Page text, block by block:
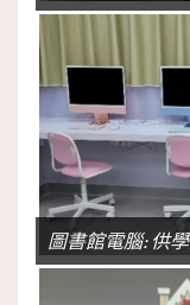
圖書館電腦: 供